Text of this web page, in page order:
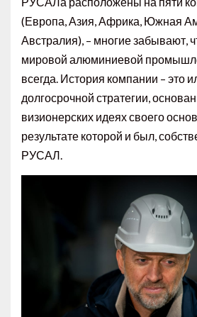
(Европа, Азия, Африка, Южная
Австралия), – многие забывают,
мировой алюминиевой
всегда. История компании – это
долгосрочной стратегии,
визионерских идеях своего
результате которой и был,
РУСАЛ.